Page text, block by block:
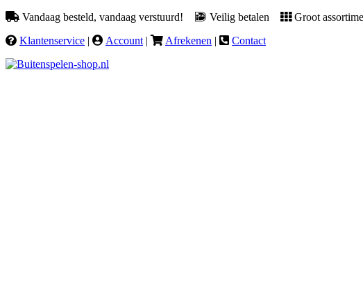
Vandaag besteld, vandaag verstuurd! Veilig betalen
Groot
Klantenservice | Account | Afrekenen | Contact